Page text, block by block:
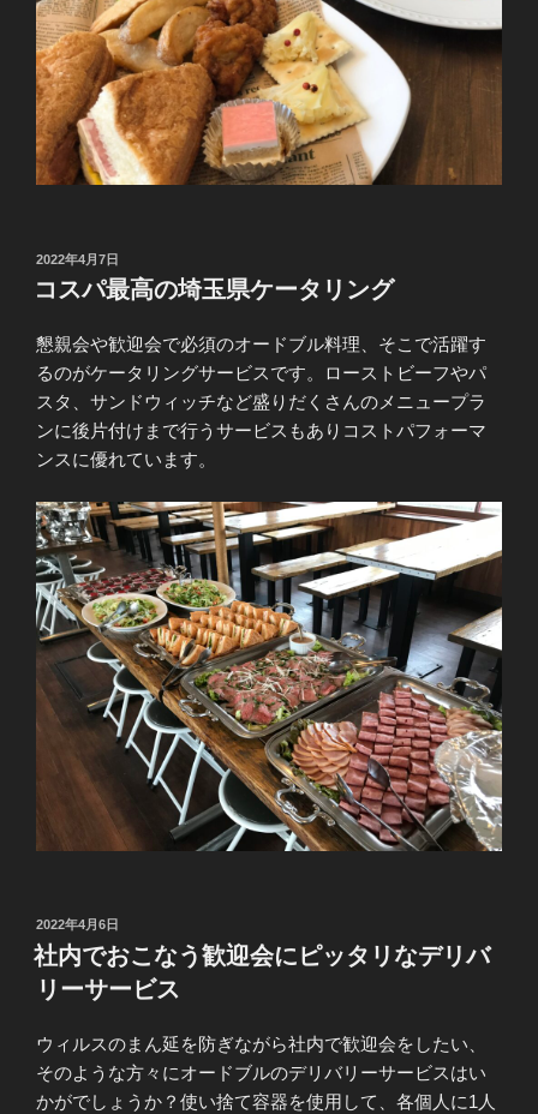
投
稿
日:
2022年4月7日
コスパ最高の埼玉県ケータリング
懇親会や歓迎会で必須のオードブル料理、そこで活躍す
るのがケータリングサービスです。ローストビーフやパ
スタ、サンドウィッチなど盛りだくさんのメニュープラ
ンに後片付けまで行うサービスもありコストパフォーマ
ンスに優れています。
投
稿
日:
2022年4月6日
社内でおこなう歓迎会にピッタリなデリバ
リーサービス
ウィルスのまん延を防ぎながら社内で歓迎会をしたい、
そのような方々にオードブルのデリバリーサービスはい
かがでしょうか？使い捨て容器を使用して、各個人に1人